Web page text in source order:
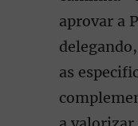
aprovar a
as